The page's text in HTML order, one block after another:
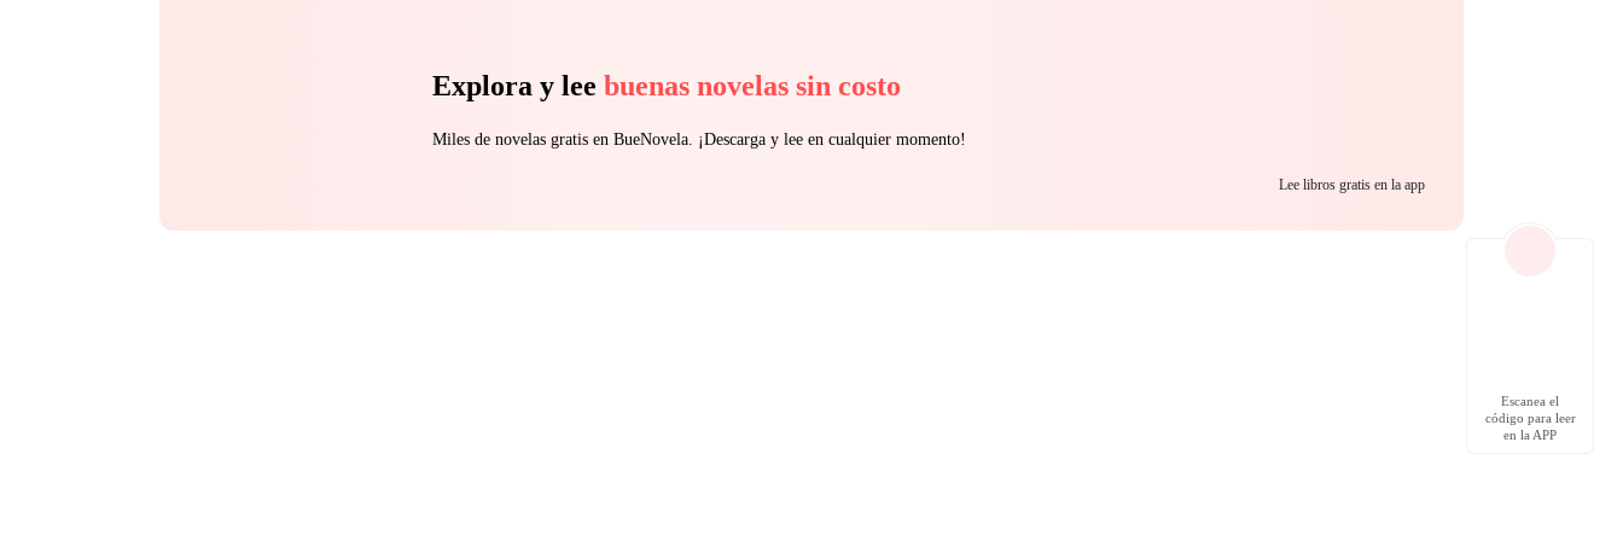
Explora y lee buenas novelas sin costo
Miles de novelas gratis en BueNovela. ¡Descarga y lee en cualquier momento!
Lee libros gratis en la app
Escanea el
código para leer
en la APP